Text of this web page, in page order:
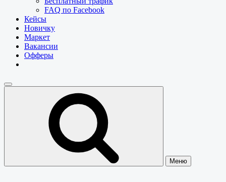
FAQ по Facebook
Кейсы
Новичку
Маркет
Вакансии
Офферы
Меню